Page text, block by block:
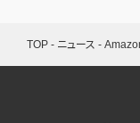
TOP - ニュース -